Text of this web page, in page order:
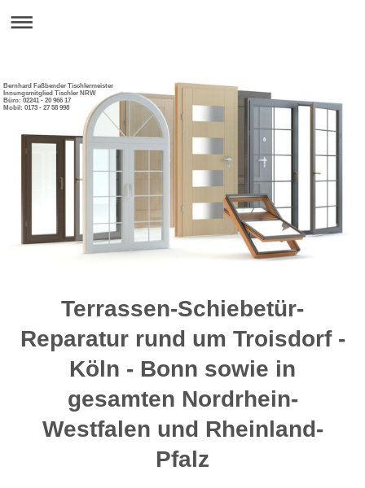
Bernhard Faßbender Tischlermeister
Innungsmitglied Tischler NRW
Büro: 02241 - 20 966 17
Mobil: 0173 - 27 58 998
Terrassen-Schiebetür-
Reparatur rund um Troisdorf -
Köln - Bonn sowie in
gesamten Nordrhein-
Westfalen und Rheinland-
Pfalz